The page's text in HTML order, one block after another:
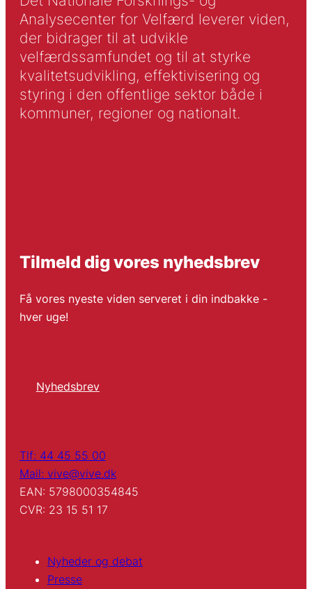
Analysecenter for Velfærd leverer viden,
der bidrager til at udvikle
velfærdssamfundet og til at styrke
kvalitetsudvikling, effektivisering og
styring i den offentlige sektor både i
kommuner, regioner og nationalt.
Tilmeld dig vores nyhedsbrev
Få vores nyeste viden serveret i din indbakke -
hver uge!
Nyhedsbrev
Tlf: 44 45 55 00
Mail: vive@vive.dk
EAN: 5798000354845
CVR: 23 15 51 17
Nyheder og debat
Presse